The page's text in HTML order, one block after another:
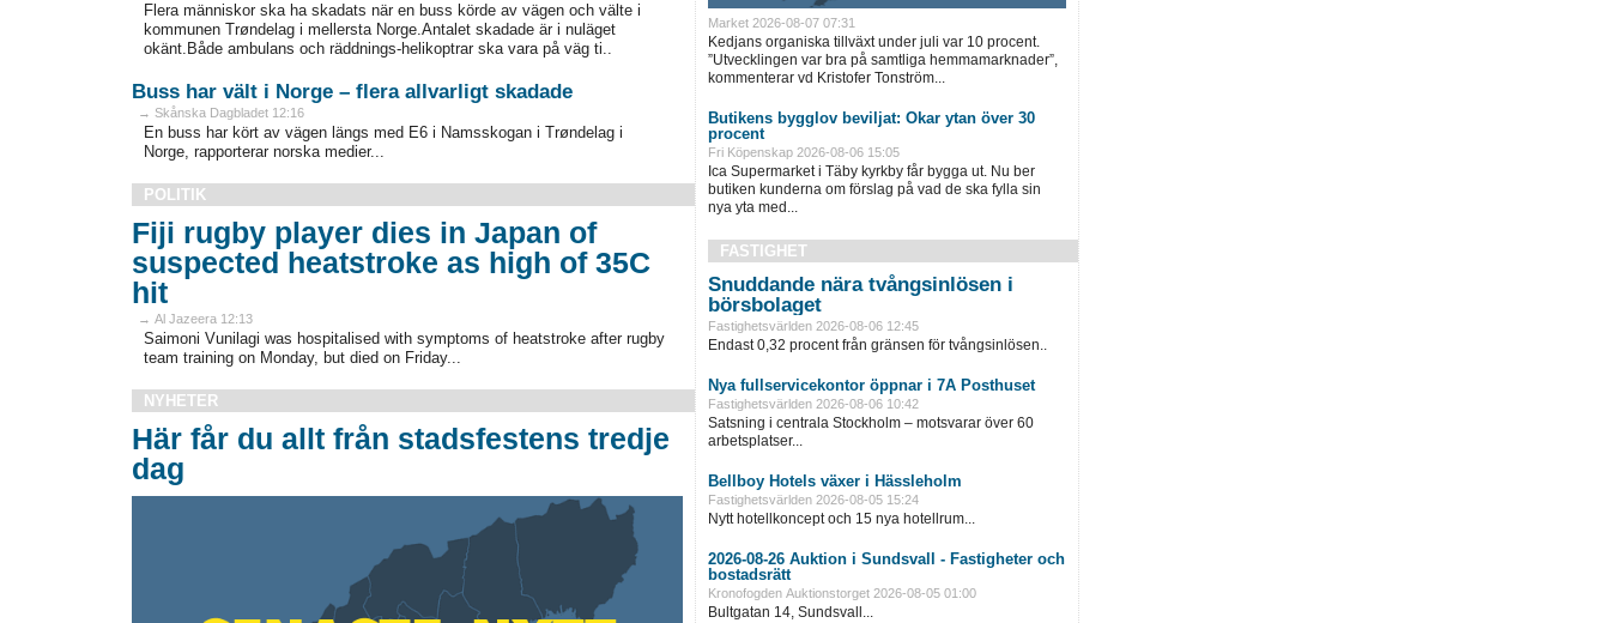
Flera människor ska ha skadats när en buss körde av vägen och välte i
kommunen Trøndelag i mellersta Norge.Antalet skadade är i nuläget
okänt.Både ambulans och räddnings-helikoptrar ska vara på väg ti..
Buss har vält i Norge – flera allvarligt skadade
→ Skånska Dagbladet 12:16
En buss har kört av vägen längs med E6 i Namsskogan i Trøndelag i
Norge, rapporterar norska medier...
POLITIK
Fiji rugby player dies in Japan of
suspected heatstroke as high of 35C
hit
→ Al Jazeera 12:13
Saimoni Vunilagi was hospitalised with symptoms of heatstroke after rugby
team training on Monday, but died on Friday...
NYHETER
Här får du allt från stadsfestens tredje
dag
Market 2026-08-07 07:31
Kedjans organiska tillväxt under juli var 10 procent.
”Utvecklingen var bra på samtliga hemmamarknader”,
kommenterar vd Kristofer Tonström...
Butikens bygglov beviljat: Ökar ytan över 30
procent
Fri Köpenskap 2026-08-06 15:05
Ica Supermarket i Täby kyrkby får bygga ut. Nu ber
butiken kunderna om förslag på vad de ska fylla sin
nya yta med...
FASTIGHET
Snuddande nära tvångsinlösen i
börsbolaget
Fastighetsvärlden 2026-08-06 12:45
Endast 0,32 procent från gränsen för tvångsinlösen..
Nya fullservicekontor öppnar i 7A Posthuset
Fastighetsvärlden 2026-08-06 10:42
Satsning i centrala Stockholm – motsvarar över 60
arbetsplatser...
Bellboy Hotels växer i Hässleholm
Fastighetsvärlden 2026-08-05 15:24
Nytt hotellkoncept och 15 nya hotellrum...
2026-08-26 Auktion i Sundsvall - Fastigheter och
bostadsrätt
Kronofogden Auktionstorget 2026-08-05 01:00
Bultgatan 14, Sundsvall...